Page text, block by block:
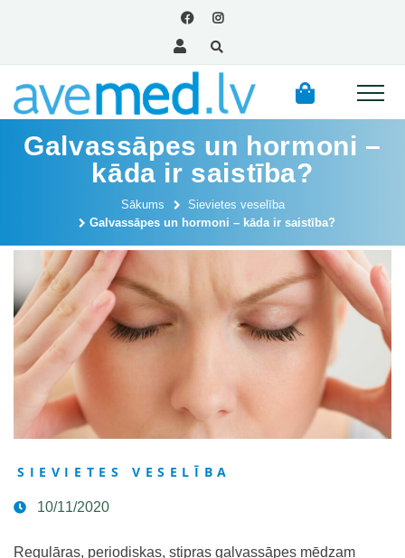
Galvassāpes un hormoni –
kāda ir saistība?
Sākums
Sievietes veselība
Galvassāpes un hormoni – kāda ir saistība?
SIEVIETES VESELĪBA
10/11/2020
Regulāras, periodiskas, stipras galvassāpes mēdzam